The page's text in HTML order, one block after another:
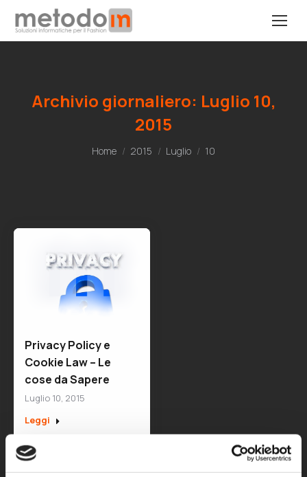
Archivio giornaliero: Luglio 10,
2015
Tu sei qui:
Home 2015 Luglio 10
Privacy Policy e
Cookie Law – Le
cose da Sapere
Luglio 10, 2015
Leggi